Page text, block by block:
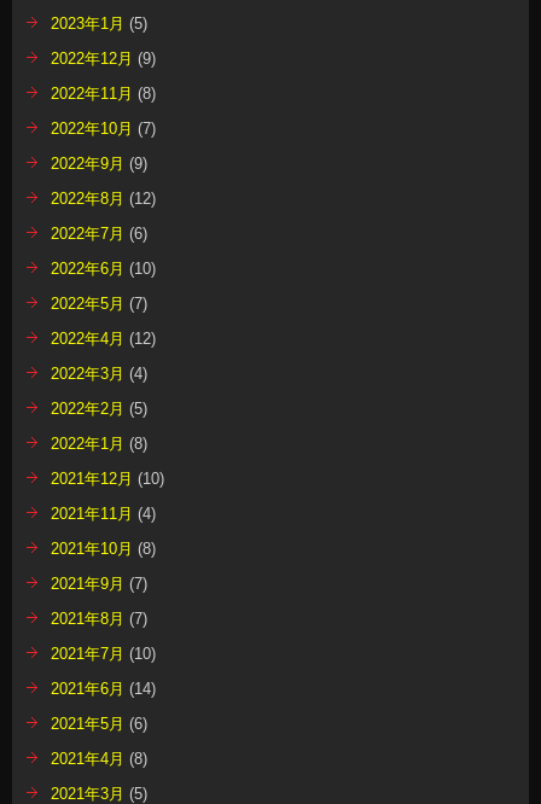
2023年1月 (5)
2022年12月 (9)
2022年11月 (8)
2022年10月 (7)
2022年9月 (9)
2022年8月 (12)
2022年7月 (6)
2022年6月 (10)
2022年5月 (7)
2022年4月 (12)
2022年3月 (4)
2022年2月 (5)
2022年1月 (8)
2021年12月 (10)
2021年11月 (4)
2021年10月 (8)
2021年9月 (7)
2021年8月 (7)
2021年7月 (10)
2021年6月 (14)
2021年5月 (6)
2021年4月 (8)
2021年3月 (5)